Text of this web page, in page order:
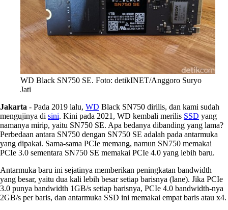
WD Black SN750 SE. Foto: detikINET/Anggoro Suryo
Jati
Jakarta - Pada 2019 lalu, WD Black SN750 dirilis, dan kami sudah
mengujinya di sini. Kini pada 2021, WD kembali merilis SSD yang
namanya mirip, yaitu SN750 SE. Apa bedanya dibanding yang lama?
Perbedaan antara SN750 dengan SN750 SE adalah pada antarmuka
yang dipakai. Sama-sama PCIe memang, namun SN750 memakai
PCIe 3.0 sementara SN750 SE memakai PCIe 4.0 yang lebih baru.
Antarmuka baru ini sejatinya memberikan peningkatan bandwidth
yang besar, yaitu dua kali lebih besar setiap barisnya (lane). Jika PCIe
3.0 punya bandwidth 1GB/s setiap barisnya, PCIe 4.0 bandwidth-nya
2GB/s per baris, dan antarmuka SSD ini memakai empat baris atau x4.